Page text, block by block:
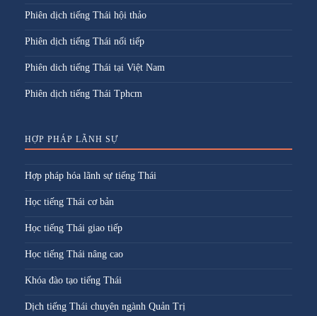
Phiên dịch tiếng Thái hội thảo
Phiên dịch tiếng Thái nối tiếp
Phiên dich tiếng Thái tại Việt Nam
Phiên dịch tiếng Thái Tphcm
HỢP PHÁP LÃNH SỰ
Hợp pháp hóa lãnh sự tiếng Thái
Học tiếng Thái cơ bản
Học tiếng Thái giao tiếp
Học tiếng Thái nâng cao
Khóa đào tạo tiếng Thái
Dịch tiếng Thái chuyên ngành Quản Trị